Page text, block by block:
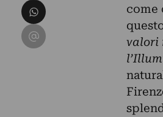
come
valori
Condividi su WhatsApp
Condividi su Email